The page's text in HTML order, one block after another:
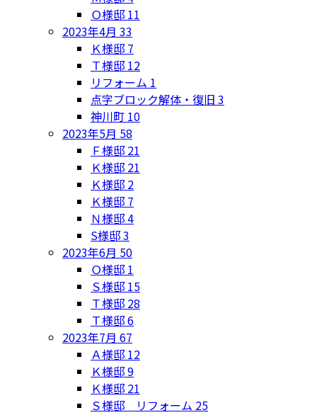
Ｏ様邸 11
2023年4月 33
Ｋ様邸 7
Ｔ様邸 12
リフォーム 1
点字ブロック解体・復旧 3
神川町 10
2023年5月 58
Ｆ様邸 21
Ｋ様邸 21
Ｋ様邸 2
Ｋ様邸 7
Ｎ様邸4
S様邸3
2023年6月 50
Ｏ様邸 1
Ｓ様邸 15
Ｔ様邸 28
Ｔ様邸6
2023年7月 67
Ａ様邸 12
Ｋ様邸9
Ｋ様邸 21
Ｓ様邸 リフォーム 25